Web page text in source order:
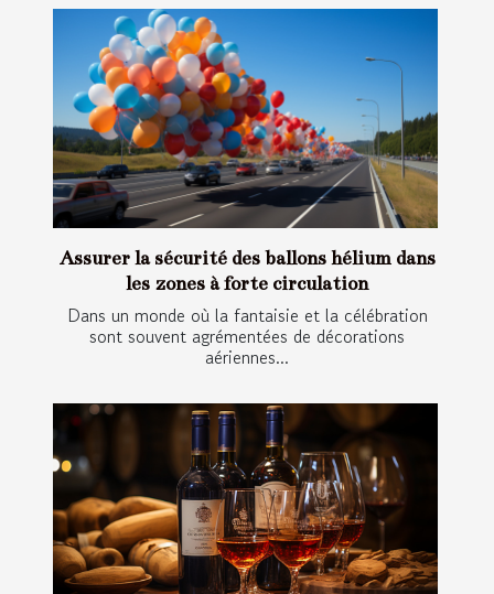
Assurer la sécurité des ballons hélium dans
les zones à forte circulation
Dans un monde où la fantaisie et la célébration
sont souvent agrémentées de décorations
aériennes...